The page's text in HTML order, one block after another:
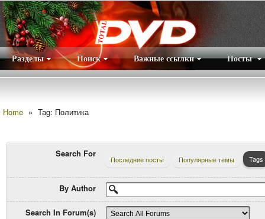
Разделы Поиск Важные ссылки Посты
Home » Tag: Политика
Search For
Последние посты Популярные темы Tags
By Author
Search In Forum(s)